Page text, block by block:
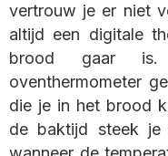
vertrouw je er niet
altijd een digitale
brood gaar
oventhermometer
die je in het brood
de baktijd steek je